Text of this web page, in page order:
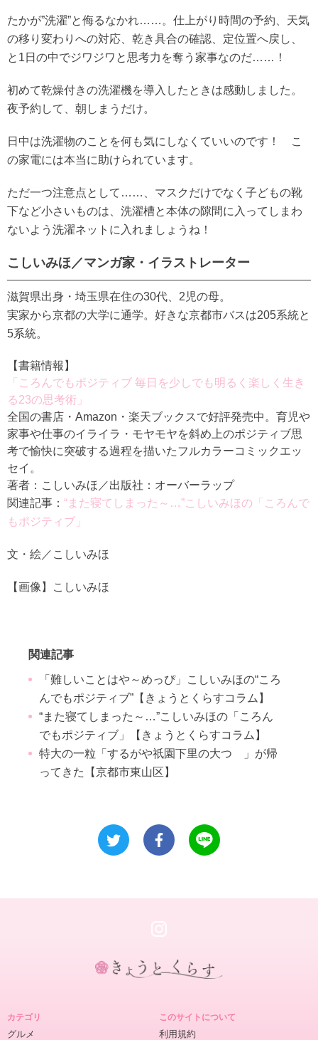
たかが”洗濯”と侮るなかれ……。仕上がり時間の予約、天気
の移り変わりへの対応、乾き具合の確認、定位置へ戻し、
と1日の中でジワジワと思考力を奪う家事なのだ……！
初めて乾燥付きの洗濯機を導入したときは感動しました。
夜予約して、朝しまうだけ。
日中は洗濯物のことを何も気にしなくていいのです！ こ
の家電には本当に助けられています。
ただ一つ注意点として……、マスクだけでなく子どもの靴
下など小さいものは、洗濯槽と本体の隙間に入ってしまわ
ないよう洗濯ネットに入れましょうね！
こしいみほ／マンガ家・イラストレーター
滋賀県出身・埼玉県在住の30代、2児の母。
実家から京都の大学に通学。好きな京都市バスは205系統と
5系統。
【書籍情報】
「ころんでもポジティブ 毎日を少しでも明るく楽しく生き
る23の思考術」
全国の書店・Amazon・楽天ブックスで好評発売中。育児や
家事や仕事のイライラ・モヤモヤを斜め上のポジティブ思
考で愉快に突破する過程を描いたフルカラーコミックエッ
セイ。
著者：こしいみほ／出版社：オーバーラップ
関連記事： “また寝てしまった～…”こしいみほの「ころんで
もポジティブ」
文・絵／こしいみほ
【画像】こしいみほ
関連記事
「難しいことはや～めっぴ」こしいみほの“ころ
んでもポジティブ”【きょうとくらすコラム】
“また寝てしまった～…”こしいみほの「ころん
でもポジティブ」【きょうとくらすコラム】
特大の一粒「するがや祇園下里の大つゝ」が帰
ってきた【京都市東山区】
カテゴリ
グルメ
このサイトについて
利用規約